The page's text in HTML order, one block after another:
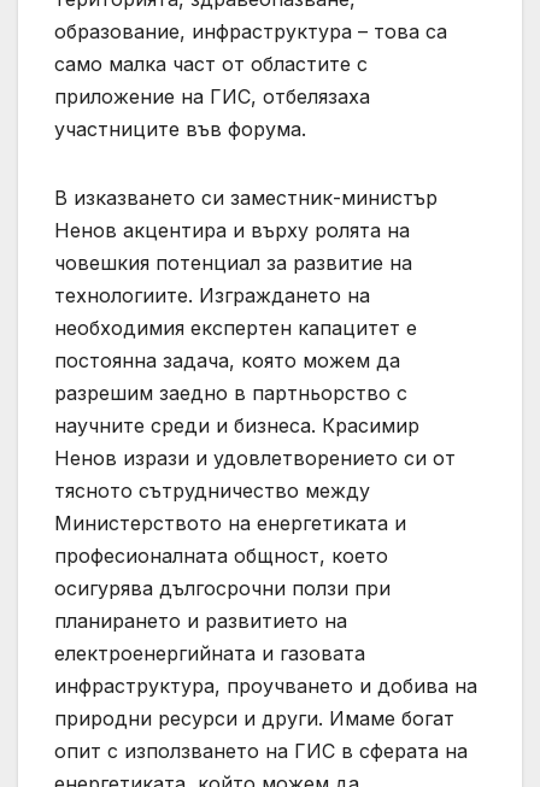
образование, инфраструктура – това са
само малка част от областите с
приложение на ГИС, отбелязаха
участниците във форума.
В изказването си заместник-министър
Ненов акцентира и върху ролята на
човешкия потенциал за развитие на
технологиите. Изграждането на
необходимия експертен капацитет е
постоянна задача, която можем да
разрешим заедно в партньорство с
научните среди и бизнеса. Красимир
Ненов изрази и удовлетворението си от
тясното сътрудничество между
Министерството на енергетиката и
професионалната общност, което
осигурява дългосрочни ползи при
планирането и развитието на
електроенергийната и газовата
инфраструктура, проучването и добива на
природни ресурси и други. Имаме богат
опит с използването на ГИС в сферата на